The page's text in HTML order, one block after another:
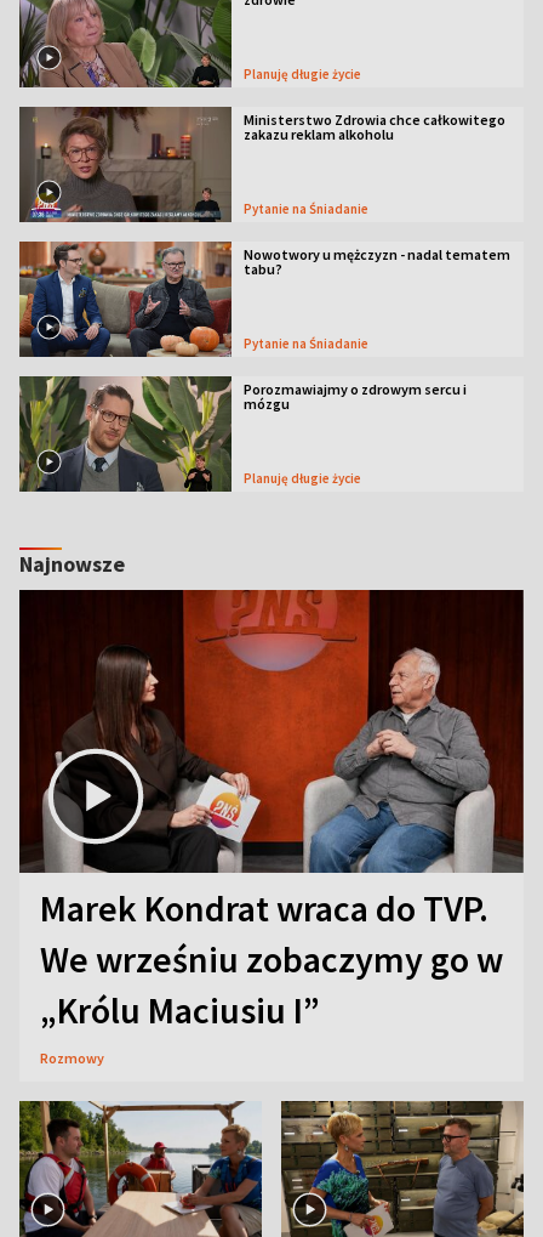
Planuję długie życie
Ministerstwo Zdrowia chce całkowitego
zakazu reklam alkoholu
Pytanie na Śniadanie
Nowotwory u mężczyzn - nadal tematem
tabu?
Pytanie na Śniadanie
Porozmawiajmy o zdrowym sercu i
mózgu
Planuję długie życie
Najnowsze
Marek Kondrat wraca do TVP.
We wrześniu zobaczymy go w
„Królu Maciusiu I”
Rozmowy